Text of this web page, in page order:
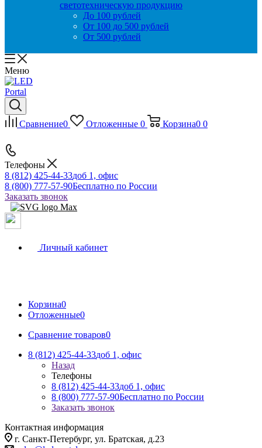
светотехническую продукцию
До 100 рублей
От 100 до 500 рублей
От 500 рублей
Меню
Сравнение0 Отложенные 0 Корзина0 0
Телефоны
8 (812) 425-44-33доб 1, офис
8 (800) 777-57-90Бесплатно по России
Заказать звонок
Личный кабинет
Корзина0
Отложенные0
Сравнение товаров0
8 (812) 425-44-33доб 1, офис
Назад
Телефоны
8 (812) 425-44-33доб 1, офис
8 (800) 777-57-90Бесплатно по России
Заказать звонок
Контактная информация
г. Санкт-Петербург, ул. Братская, д.23